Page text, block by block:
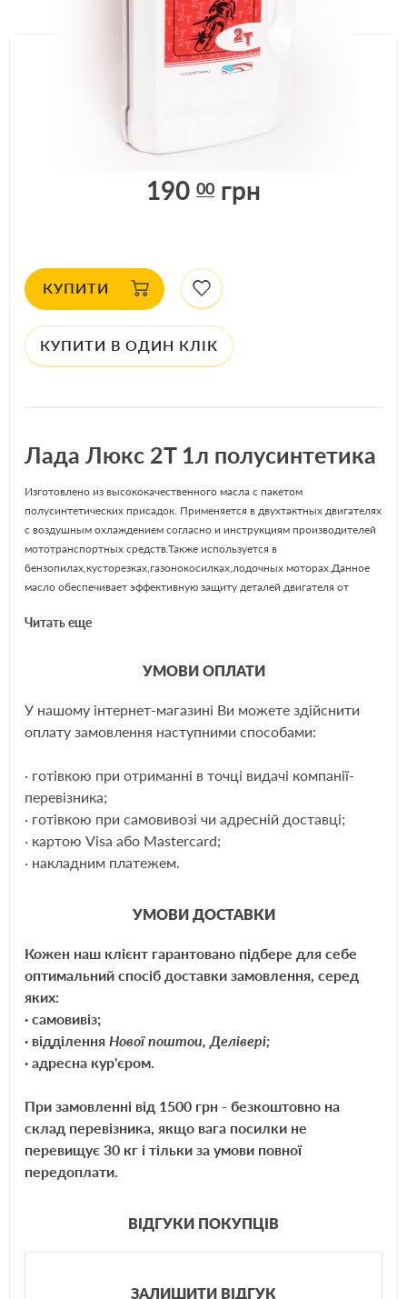
В НАЯВНОСТІ
190 00 грн
КУПИТИ
КУПИТИ В ОДИН КЛІК
Лада Люкс 2T 1л полусинтетика
Изготовлено из высококачественного масла с пакетом
полусинтетических присадок. Применяется в двухтактных двигателях
с воздушным охлаждением согласно и инструкциям производителей
мототранспортных средств.Также используется в
бензопилах,кусторезках,газонокосилках,лодочных моторах.Данное
масло обеспечивает эффективную защиту деталей двигателя от
нагрузках.Масло смешивают с топливом в соотношении 1:32-1:50 в
также для прямого использования.
Основные атрибуты
Страна производитель
Украина
Применение по типу
Для типа двигателей
Бензиновый
Тактность двигателя
Объем жидкости
ЩЕ
Читать еще
УМОВИ ОПЛАТИ
У нашому інтернет-магазині Ви можете здійснити
оплату замовлення наступними способами:
· готівкою при отриманні в точці видачі компанії-
перевізника;
· готівкою при самовивозі чи адресній доставці;
· картою Visa або Mastercard;
· накладним платежем.
УМОВИ ДОСТАВКИ
Кожен наш клієнт гарантовано підбере для себе
оптимальний спосіб доставки замовлення, серед
яких:
· самовивіз;
· відділення Нової поштои, Делівері;
· адресна кур'єром.
При замовленні від 1500 грн - безкоштовно на
склад перевізника, якщо вага посилки не
перевищує 30 кг і тільки за умови повної
передоплати.
ВІДГУКИ ПОКУПЦІВ
ЗАЛИШИТИ ВІДГУК